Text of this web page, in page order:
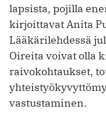
lapsista, pojilla
kirjoittavat Anita
Lääkärilehdessä
Oireita voivat olla
raivokohtaukset,
vastustaminen.